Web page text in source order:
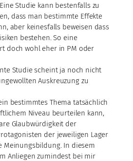
Studie kann bestenfalls zu
dass man bestimmte Effekte
aber keinesfalls beweisen dass
bestehen. So eine
doch wohl eher in PM oder
Studie scheint ja noch nicht
Auskreuzung zu
bestimmtes Thema tatsächlich
Niveau beurteilen kann,
Glaubwürdigkeit der
der jeweiligen Lager
Meinungsbildung. In diesem
Anliegen zumindest bei mir